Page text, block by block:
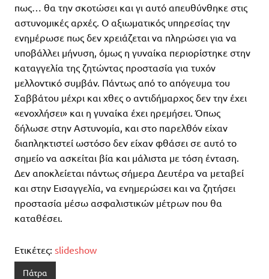
πως… θα την σκοτώσει και γι αυτό απευθύνθηκε στις
αστυνομικές αρχές. Ο αξιωματικός υπηρεσίας την
ενημέρωσε πως δεν χρειάζεται να πληρώσει για να
υποβάλλει μήνυση, όμως η γυναίκα περιορίστηκε στην
καταγγελία της ζητώντας προστασία για τυχόν
μελλοντικό συμβάν. Πάντως από το απόγευμα του
Σαββάτου μέχρι και χθες ο αντιδήμαρχος δεν την έχει
«ενοχλήσει» και η γυναίκα έχει ηρεμήσει. Όπως
δήλωσε στην Αστυνομία, και στο παρελθόν είχαν
διαπληκτιστεί ωστόσο δεν είχαν φθάσει σε αυτό το
σημείο να ασκείται βία και μάλιστα με τόση ένταση.
Δεν αποκλείεται πάντως σήμερα Δευτέρα να μεταβεί
και στην Εισαγγελία, να ενημερώσει και να ζητήσει
προστασία μέσω ασφαλιστικών μέτρων που θα
καταθέσει.
Ετικέτες: slideshow
Πάτρα